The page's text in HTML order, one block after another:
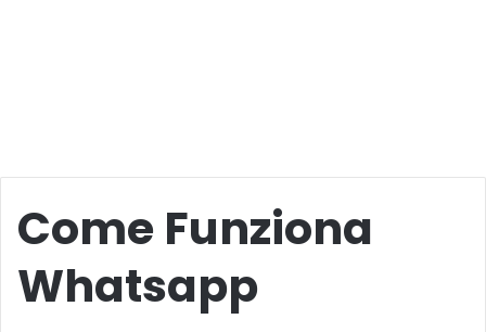
Come Funziona
Whatsapp